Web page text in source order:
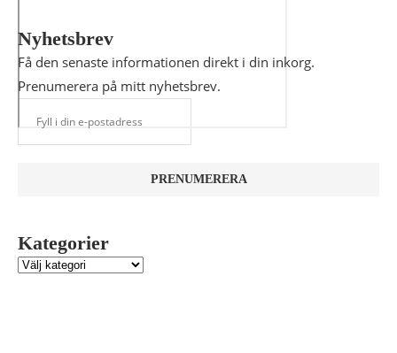
Nyhetsbrev
Få den senaste informationen direkt i din inkorg.
Prenumerera på mitt nyhetsbrev.
Kategorier